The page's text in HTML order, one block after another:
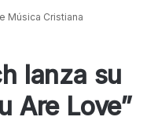
Música Cristiana
lanza su
Are Love”